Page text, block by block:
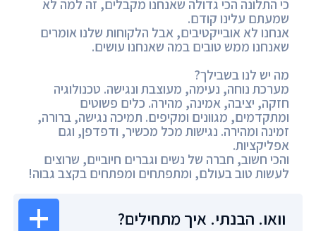
כי התלונה הכי גדולה שאנחנו מקבלים, זה למה לא
שמעתם עלינו קודם.
אנחנו לא אובייקטיבים, אבל הלקוחות שלנו אומרים
שאנחנו ממש טובים במה שאנחנו עושים.
מה יש לנו בשבילך?
מערכת נוחה, נעימה, מעוצבת ונגישה. טכנולוגיה
חזקה, יציבה, אמינה, מהירה. כלים פשוטים
ומתקדמים, מגוונים ומקיפים. תמיכה נגישה, ברורה,
זמינה ומהירה. נגישות מכל מכשיר, ודפדפן, וגם
אפליקציות.
והכי חשוב, חברה של נשים וגברים חיוביים, שרוצים
לעשות טוב בעולם, ומתפתחים ומפתחים בקצב גבוה!
וואו. הבנתי. איך מתחילים?